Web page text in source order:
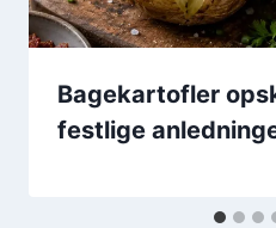
Bagekartofler
festlige